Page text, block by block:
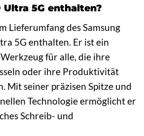
Ultra 5G enthalten?
Lieferumfang des Samsung
5G enthalten. Er ist ein
für alle, die ihre
oder ihre Produktivität
Mit seiner präzisen Spitze und
Technologie ermöglicht er
Schreib- und